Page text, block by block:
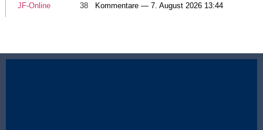
JF-Online 38 Kommentare — 7. August 2026 13:44